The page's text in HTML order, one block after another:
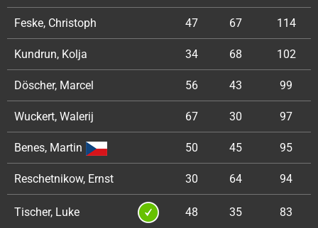
Feske, Christoph 47 67 114
Kundrun, Kolja 34 68 102
Döscher, Marcel 56 43 99
Wuckert, Walerij 67 30 97
Benes, Martin 50 45 95
Reschetnikow, Ernst 30 64 94
Tischer, Luke 48 35 83